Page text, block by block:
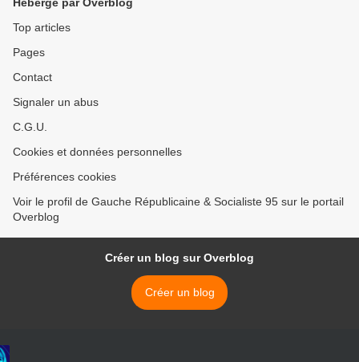
Top articles
Pages
Contact
Signaler un abus
C.G.U.
Cookies et données personnelles
Préférences cookies
Voir le profil de Gauche Républicaine & Socialiste 95 sur le portail
Overblog
Créer un blog sur Overblog
Créer un blog